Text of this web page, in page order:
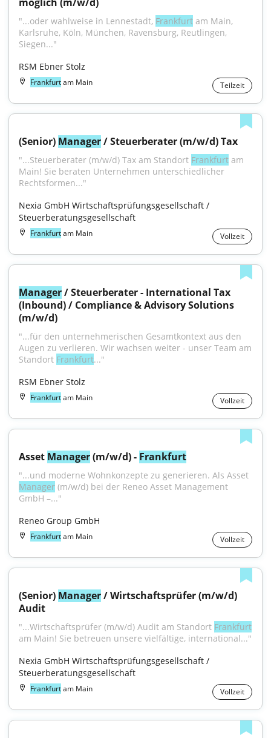
"...oder wahlweise in Lennestadt, Frankfurt am Main,
Karlsruhe, Köln, München, Ravensburg, Reutlingen,
Siegen..."
RSM Ebner Stolz
Frankfurtam Main Teilzeit
(Senior) Manager / Steuerberater (m/w/d) Tax
"...Steuerberater (m/w/d) Tax am Standort Frankfurt am
Main! Sie beraten Unternehmen unterschiedlicher
Rechtsformen..."
Nexia GmbH Wirtschaftsprüfungsgesellschaft /
Steuerberatungsgesellschaft
Frankfurtam Main Vollzeit
Manager / Steuerberater - International Tax
(Inbound) / Compliance & Advisory Solutions
(m/w/d)
"...für den unternehmerischen Gesamtkontext aus den
Augen zu verlieren. Wir wachsen weiter - unser Team am
Standort Frankfurt..."
RSM Ebner Stolz
Frankfurtam Main Vollzeit
Asset Manager (m/w/d) - Frankfurt
Manager (m/w/d) bei der Reneo Asset Management
GmbH –..."
Reneo Group GmbH
Frankfurtam Main Vollzeit
(Senior) Manager / Wirtschaftsprüfer (m/w/d)
Audit
"...Wirtschaftsprüfer (m/w/d) Audit am Standort Frankfurt
am Main! Sie betreuen unsere vielfältige, international..."
Nexia GmbH Wirtschaftsprüfungsgesellschaft /
Steuerberatungsgesellschaft
Frankfurtam Main Vollzeit